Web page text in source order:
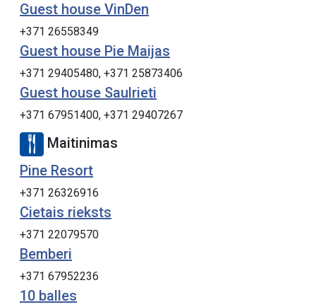
Guest house VinDen
+371 26558349
Guest house Pie Maijas
+371 29405480, +371 25873406
Guest house Saulrieti
+371 67951400, +371 29407267
Maitinimas
Pine Resort
+371 26326916
Cietais rieksts
+371 22079570
Bemberi
+371 67952236
10 balles